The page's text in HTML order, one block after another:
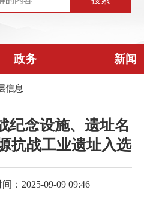
政务 新闻
信息
纪念设施、遗址名
抗战工业遗址入选
：2025-09-09 09:46